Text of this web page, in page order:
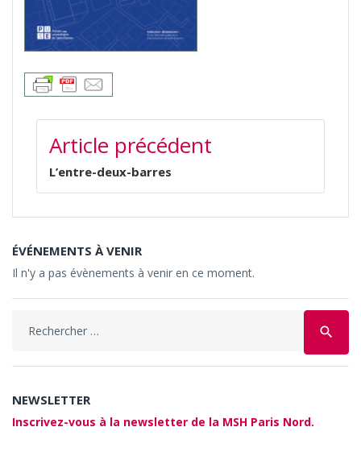
NAVIGATION
DE
L’ARTICLE
Article précédent
L’entre-deux-barres
ÉVÉNEMENTS À VENIR
Il n'y a pas évènements à venir en ce moment.
search
NEWSLETTER
Inscrivez-vous à la newsletter de la MSH Paris Nord.